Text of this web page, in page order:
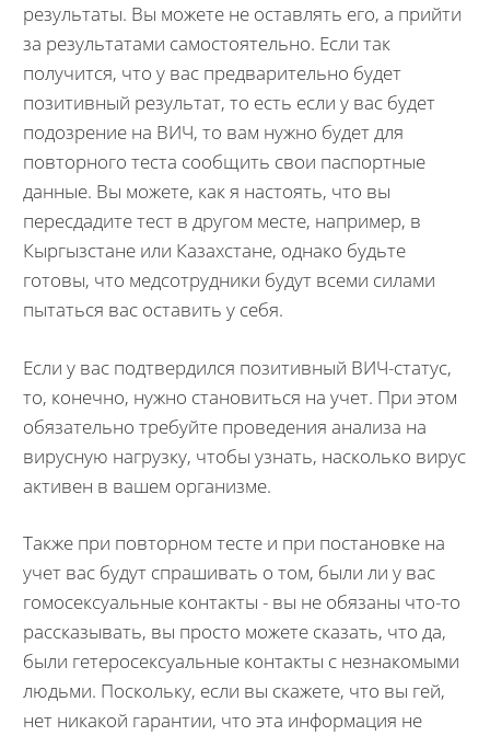
результаты. Вы можете не оставлять его, а прийти
за результатами самостоятельно. Если так
получится, что у вас предварительно будет
позитивный результат, то есть если у вас будет
подозрение на ВИЧ, то вам нужно будет для
повторного теста сообщить свои паспортные
данные. Вы можете, как я настоять, что вы
пересдадите тест в другом месте, например, в
Кыргызстане или Казахстане, однако будьте
готовы, что медсотрудники будут всеми силами
пытаться вас оставить у себя.
Если у вас подтвердился позитивный ВИЧ-статус,
то, конечно, нужно становиться на учет. При этом
обязательно требуйте проведения анализа на
вирусную нагрузку, чтобы узнать, насколько вирус
активен в вашем организме.
Также при повторном тесте и при постановке на
учет вас будут спрашивать о том, были ли у вас
гомосексуальные контакты - вы не обязаны что-то
рассказывать, вы просто можете сказать, что да,
были гетеросексуальные контакты с незнакомыми
людьми. Поскольку, если вы скажете, что вы гей,
нет никакой гарантии, что эта информация не